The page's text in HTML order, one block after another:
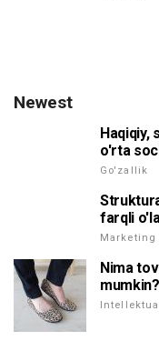
Newest
Haqiqiy,
o'rta
Go'zallik
farqli
Marketing
Nima
mumkin?